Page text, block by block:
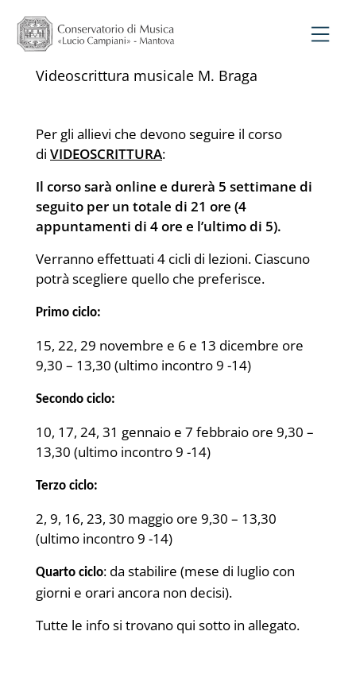
Videoscrittura musicale M. Braga
Per gli allievi che devono seguire il corso
di VIDEOSCRITTURA:
Il corso sarà online e durerà 5 settimane di
seguito per un totale di 21 ore (4
appuntamenti di 4 ore e l’ultimo di 5).
Verranno effettuati 4 cicli di lezioni. Ciascuno
potrà scegliere quello che preferisce.
Primo ciclo:
15, 22, 29 novembre e 6 e 13 dicembre ore
9,30 – 13,30 (ultimo incontro 9 -14)
Secondo ciclo:
10, 17, 24, 31 gennaio e 7 febbraio ore 9,30 –
13,30 (ultimo incontro 9 -14)
Terzo ciclo:
2, 9, 16, 23, 30 maggio ore 9,30 – 13,30
(ultimo incontro 9 -14)
Quarto ciclo: da stabilire (mese di luglio con
giorni e orari ancora non decisi).
Tutte le info si trovano qui sotto in allegato.